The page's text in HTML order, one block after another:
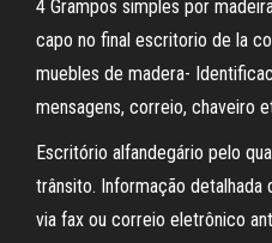
4 Grampos simples por
capo no final escritorio de la
muebles de madera-
mensagens, correio, chaveiro
Escritório alfandegário pelo
trânsito. Informação detalhada
via fax ou correio eletrônico